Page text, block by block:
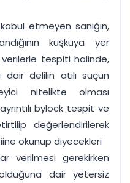
etmeyen sanığın,
kuşkuya yer
tespiti halinde,
dair delilin atılı suçun
nitelikte olması
bylock tespit ve
değerlendirilerek
okunup diyecekleri
verilmesi gerekirken
olduğuna dair yetersiz